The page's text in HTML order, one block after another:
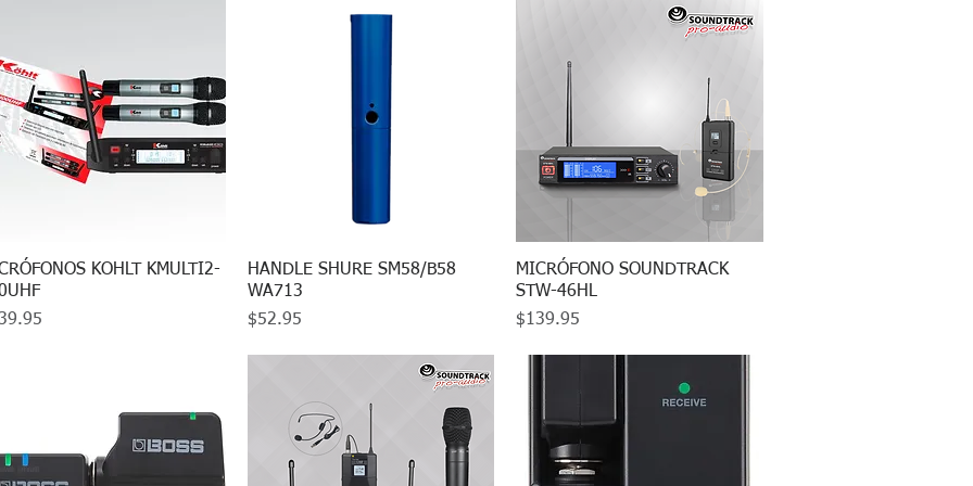
Vista rápida
KOHLT KMULTI2-
Vista rápida
HANDLE SHURE SM58/B58
WA713
Precio
$52.95
Vista rápida
MICRÓFONO SOUNDTRACK
STW-46HL
Precio
$139.95